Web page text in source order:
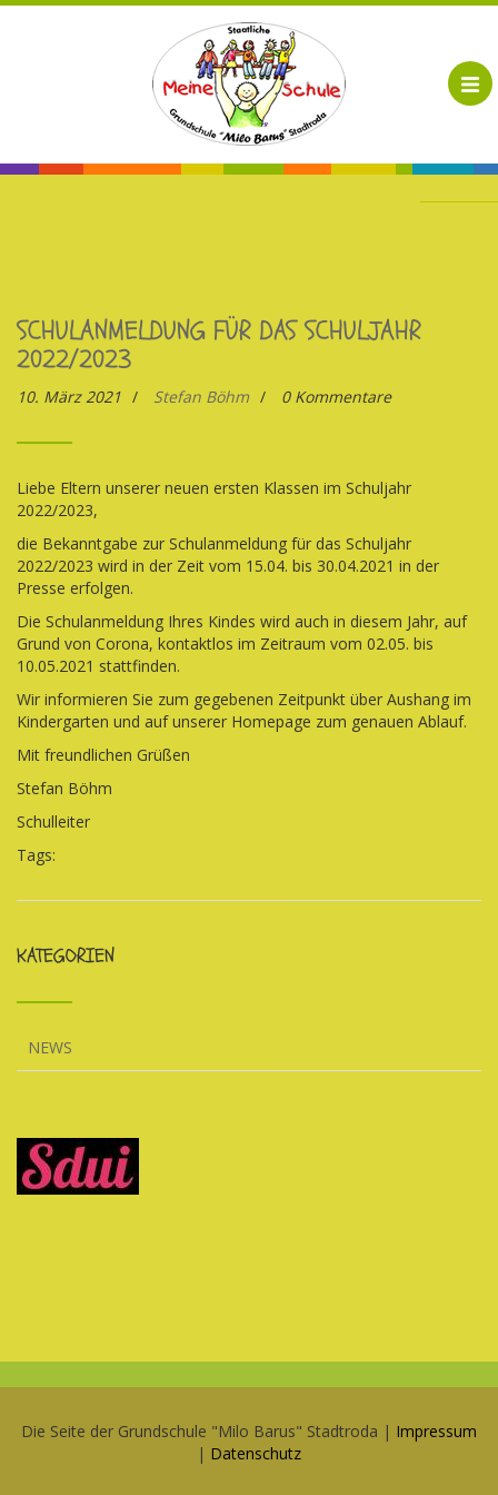
SCHULANMELDUNG FÜR DAS SCHULJAHR
2022/2023
10. März 2021 / Stefan Böhm / 0 Kommentare
Liebe Eltern unserer neuen ersten Klassen im Schuljahr
2022/2023,
die Bekanntgabe zur Schulanmeldung für das Schuljahr
2022/2023 wird in der Zeit vom 15.04. bis 30.04.2021 in der
Presse erfolgen.
Die Schulanmeldung Ihres Kindes wird auch in diesem Jahr, auf
Grund von Corona, kontaktlos im Zeitraum vom 02.05. bis
10.05.2021 stattfinden.
Wir informieren Sie zum gegebenen Zeitpunkt über Aushang im
Kindergarten und auf unserer Homepage zum genauen Ablauf.
Mit freundlichen Grüßen
Stefan Böhm
Schulleiter
Tags:
KATEGORIEN
NEWS
Die Seite der Grundschule "Milo Barus" Stadtroda | Impressum
| Datenschutz